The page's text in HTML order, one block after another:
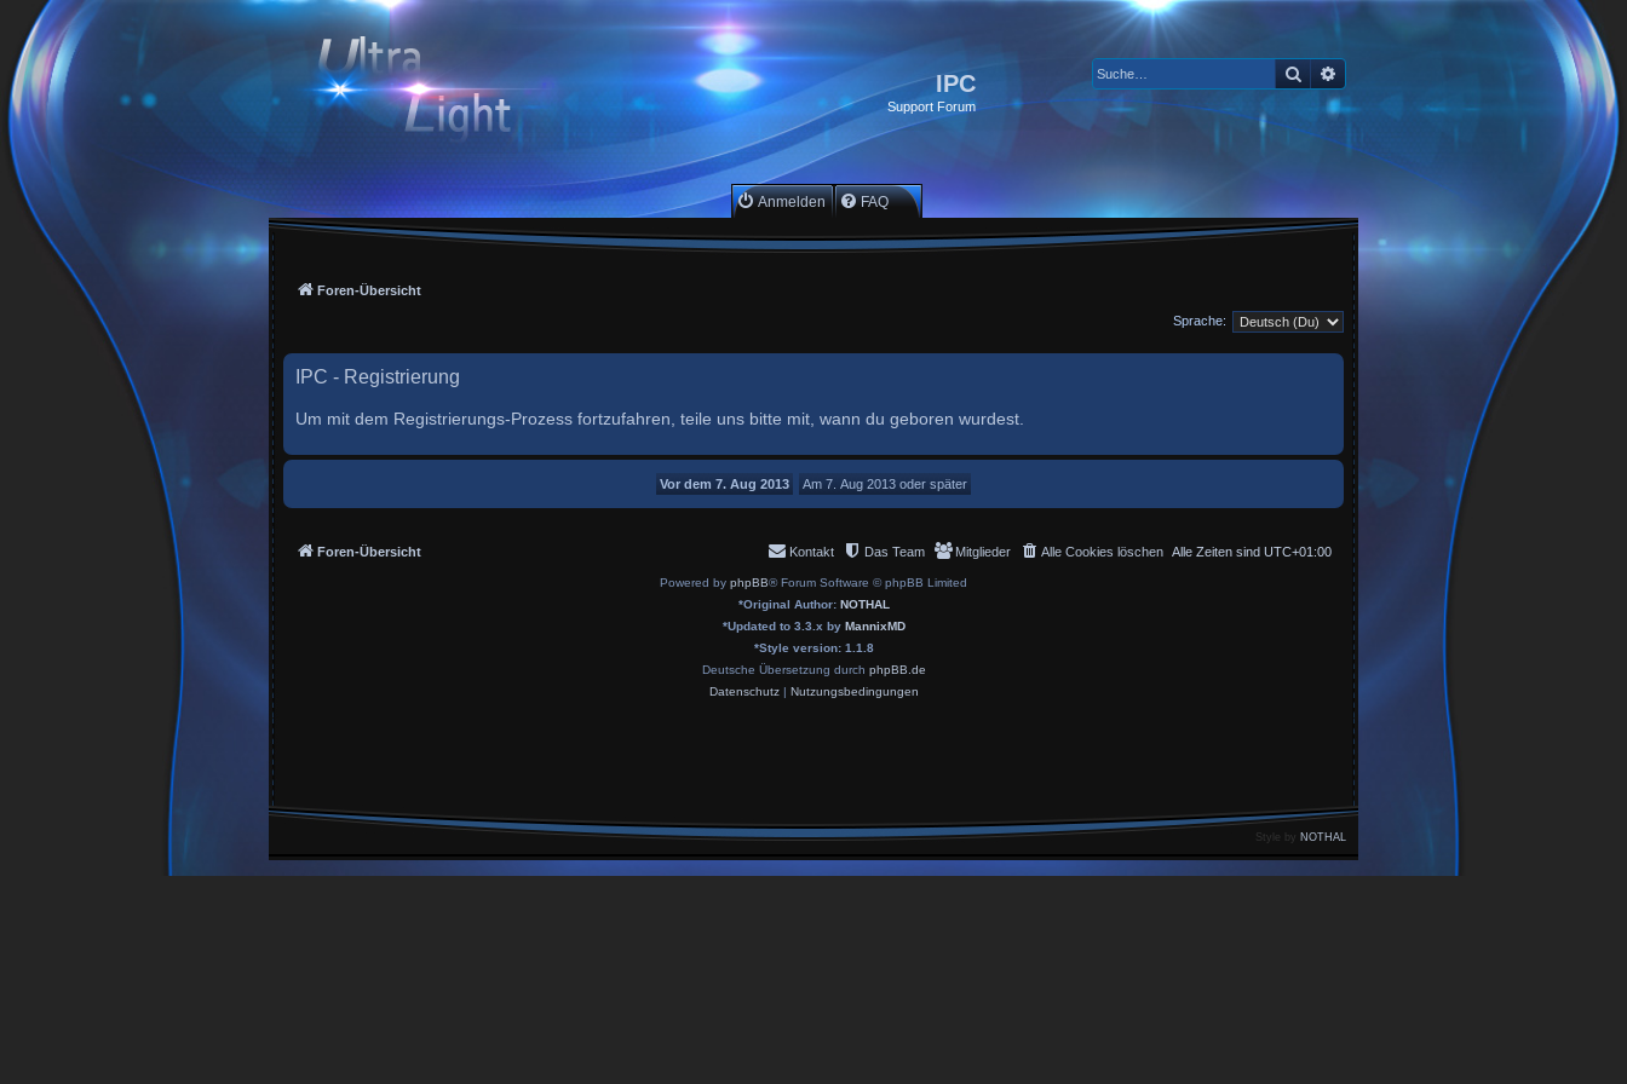
IPC
Support Forum
Suche
Anmelden FAQ
Foren-Übersicht
Sprache:
IPC - Registrierung
Um mit dem Registrierungs-Prozess fortzufahren, teile uns bitte mit, wann du geboren wurdest.
Foren-Übersicht Alle Zeiten sind UTC+01:00
Alle Cookies löschen
Mitglieder
Das Team
Kontakt
Powered by phpBB® Forum Software © phpBB Limited
*Original Author: NOTHAL
*Updated to 3.3.x by MannixMD
*Style version: 1.1.8
Deutsche Übersetzung durch phpBB.de
Datenschutz| Nutzungsbedingungen
Style by NOTHAL